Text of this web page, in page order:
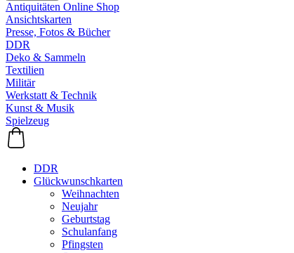
Antiquitäten Online Shop
Ansichtskarten
Presse, Fotos & Bücher
DDR
Deko & Sammeln
Textilien
Militär
Werkstatt & Technik
Kunst & Musik
Spielzeug
DDR
Glückwunschkarten
Weihnachten
Neujahr
Geburtstag
Schulanfang
Pfingsten